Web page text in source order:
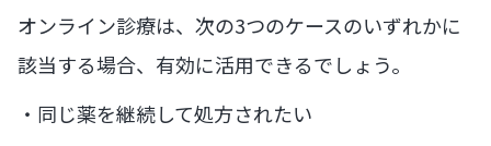
オンライン診療は、次の3つのケースのいずれかに
該当する場合、有効に活用できるでしょう。
・同じ薬を継続して処方されたい